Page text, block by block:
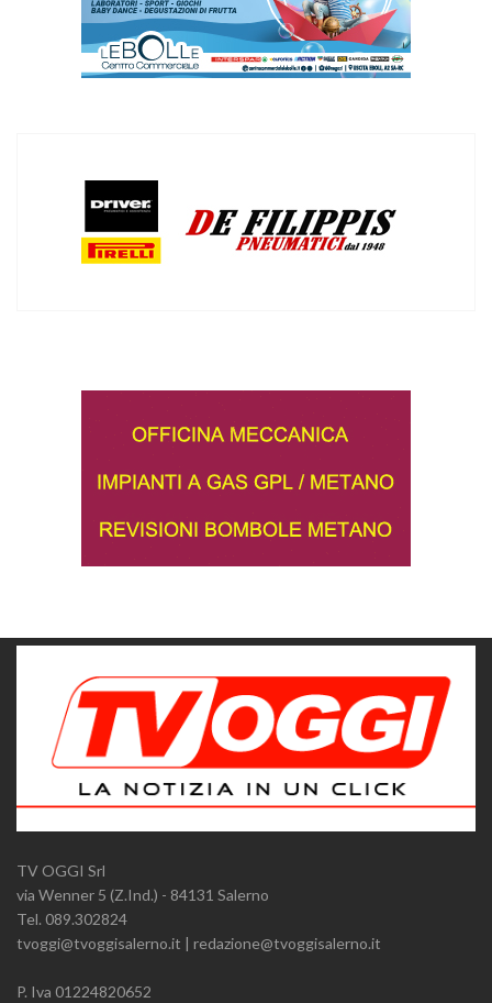
TV OGGI Srl
via Wenner 5 (Z.Ind.) - 84131 Salerno
Tel. 089.302824
tvoggi@tvoggisalerno.it | redazione@tvoggisalerno.it
P. Iva 01224820652